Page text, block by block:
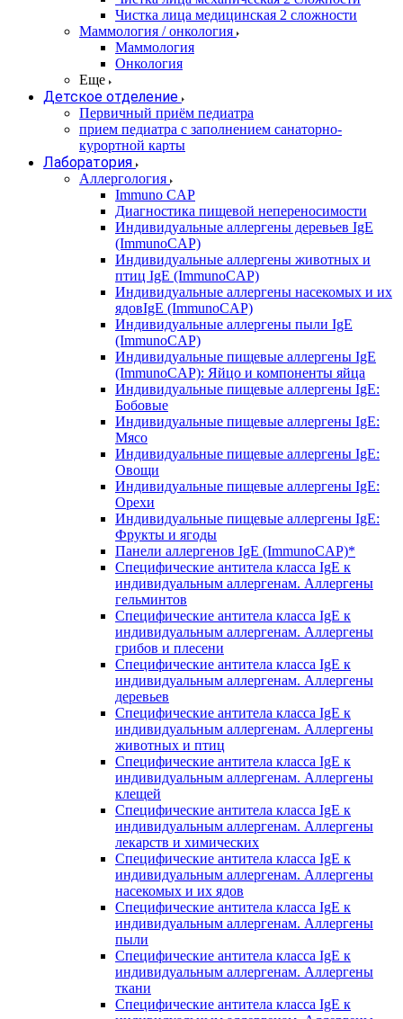
Чистка лица медицинская 2 сложности
Маммология / онкология
Маммология
Онкология
Еще
Детское отделение
Первичный приём педиатра
прием педиатра с заполнением санаторно-
курортной карты
Лаборатория
Аллергология
Immuno CAP
Диагностика пищевой непереносимости
Индивидуальные аллергены деревьев IgE
(ImmunoCAP)
Индивидуальные аллергены животных и
птиц IgE (ImmunoCAP)
Индивидуальные аллергены насекомых и их
ядовIgE (ImmunoCAP)
Индивидуальные аллергены пыли IgE
(ImmunoCAP)
Индивидуальные пищевые аллергены IgE
(ImmunoCAP): Яйцо и компоненты яйца
Индивидуальные пищевые аллергены IgE:
Бобовые
Индивидуальные пищевые аллергены IgE:
Мясо
Индивидуальные пищевые аллергены IgE:
Овощи
Индивидуальные пищевые аллергены IgE:
Орехи
Индивидуальные пищевые аллергены IgE:
Фрукты и ягоды
Панели аллергенов IgE (ImmunoCAP)*
Специфические антитела класса IgE к
индивидуальным аллергенам. Аллергены
гельминтов
Специфические антитела класса IgE к
индивидуальным аллергенам. Аллергены
грибов и плесени
Специфические антитела класса IgE к
индивидуальным аллергенам. Аллергены
деревьев
Специфические антитела класса IgE к
индивидуальным аллергенам. Аллергены
животных и птиц
Специфические антитела класса IgE к
индивидуальным аллергенам. Аллергены
клещей
Специфические антитела класса IgE к
индивидуальным аллергенам. Аллергены
лекарств и химических
Специфические антитела класса IgE к
индивидуальным аллергенам. Аллергены
насекомых и их ядов
Специфические антитела класса IgE к
индивидуальным аллергенам. Аллергены
пыли
Специфические антитела класса IgE к
индивидуальным аллергенам. Аллергены
ткани
Специфические антитела класса IgE к